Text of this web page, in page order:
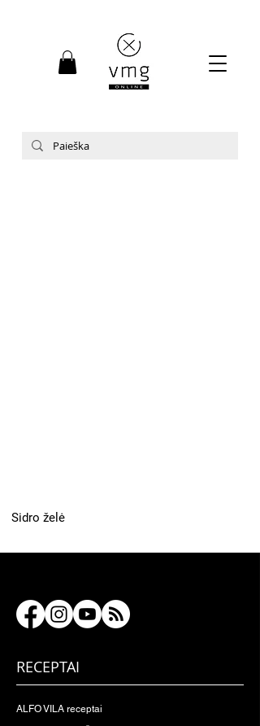
Sidro želė
RECEPTAI
ALFO VILA receptai